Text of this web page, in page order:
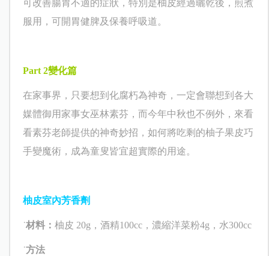
可改善腸胃不適的症狀，特別是柚皮經過曬乾後，煎煮
服用，可開胃健脾及保養呼吸道。
Part 2變化篇
在家事界，只要想到化腐朽為神奇，一定會聯想到各大
媒體御用家事女巫林素芬，而今年中秋也不例外，來看
看素芬老師提供的神奇妙招，如何將吃剩的柚子果皮巧
手變魔術，成為童叟皆宜超實際的用途。
柚皮室內芳香劑
˙材料： 柚皮 20g ，酒精100cc，濃縮洋菜粉4g ，水300cc
˙方法